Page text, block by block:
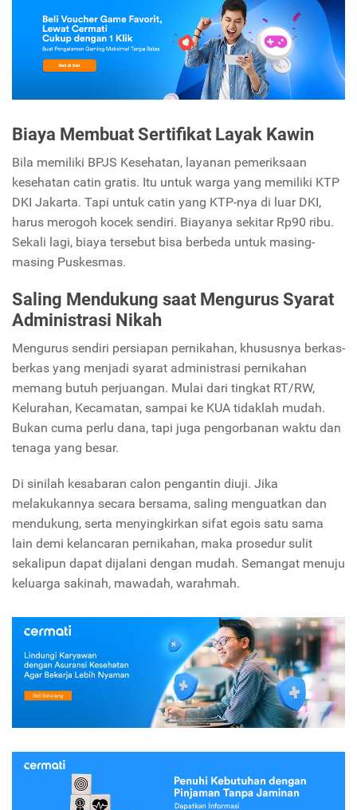
Biaya Membuat Sertifikat Layak Kawin
Bila memiliki BPJS Kesehatan, layanan pemeriksaan
kesehatan catin gratis. Itu untuk warga yang memiliki KTP
DKI Jakarta. Tapi untuk catin yang KTP-nya di luar DKI,
harus merogoh kocek sendiri. Biayanya sekitar Rp90 ribu.
Sekali lagi, biaya tersebut bisa berbeda untuk masing-
masing Puskesmas.
Saling Mendukung saat Mengurus Syarat
Administrasi Nikah
Mengurus sendiri persiapan pernikahan, khususnya berkas-
berkas yang menjadi syarat administrasi pernikahan
memang butuh perjuangan. Mulai dari tingkat RT/RW,
Kelurahan, Kecamatan, sampai ke KUA tidaklah mudah.
Bukan cuma perlu dana, tapi juga pengorbanan waktu dan
tenaga yang besar.
Di sinilah kesabaran calon pengantin diuji. Jika
melakukannya secara bersama, saling menguatkan dan
mendukung, serta menyingkirkan sifat egois satu sama
lain demi kelancaran pernikahan, maka prosedur sulit
sekalipun dapat dijalani dengan mudah. Semangat menuju
keluarga sakinah, mawadah, warahmah.